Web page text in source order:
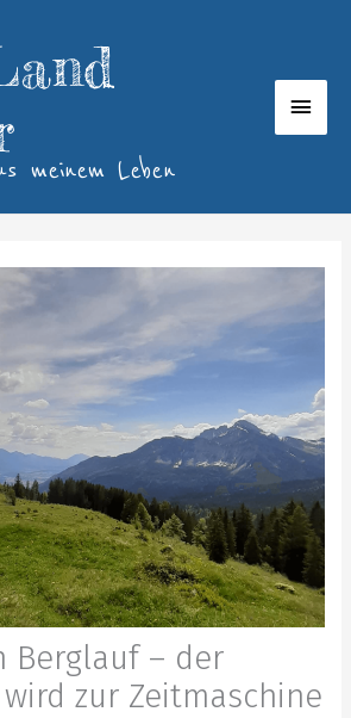
meinem Leben
Berglauf – der
zur Zeitmaschine